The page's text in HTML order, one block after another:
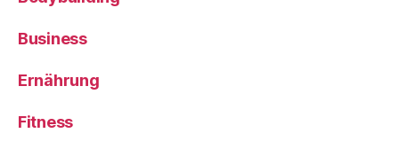
Business
Ernährung
Fitness